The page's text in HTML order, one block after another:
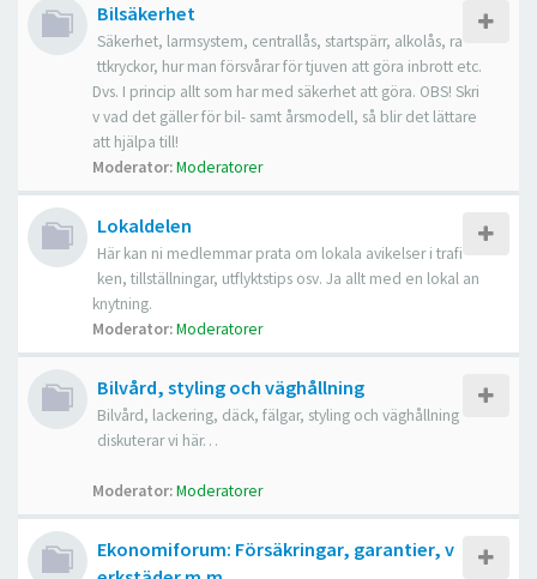
Bilsäkerhet
Säkerhet, larmsystem, centrallås, startspärr, alkolås, ra
ttkryckor, hur man försvårar för tjuven att göra inbrott etc.
Dvs. I princip allt som har med säkerhet att göra. OBS! Skri
v vad det gäller för bil- samt årsmodell, så blir det lättare
att hjälpa till!
Moderator:Moderatorer
Lokaldelen
Här kan ni medlemmar prata om lokala avikelser i trafi
ken, tillställningar, utflyktstips osv. Ja allt med en lokal an
knytning.
Moderator:Moderatorer
Bilvård, styling och väghållning
Bilvård, lackering, däck, fälgar, styling och väghållning
diskuterar vi här…
Moderator:Moderatorer
Ekonomiforum: Försäkringar, garantier, v